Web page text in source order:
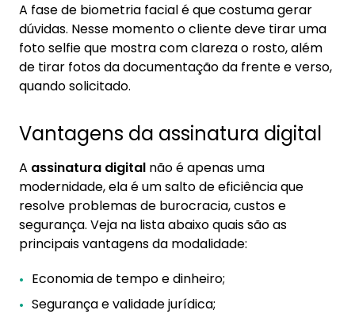
A fase de biometria facial é que costuma gerar
dúvidas. Nesse momento o cliente deve tirar uma
foto selfie que mostra com clareza o rosto, além
de tirar fotos da documentação da frente e verso,
quando solicitado.
Vantagens da assinatura digital
A assinatura digital não é apenas uma
modernidade, ela é um salto de eficiência que
resolve problemas de burocracia, custos e
segurança. Veja na lista abaixo quais são as
principais vantagens da modalidade:
Economia de tempo e dinheiro;
Segurança e validade jurídica;